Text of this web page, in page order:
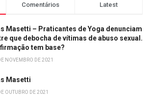
Comentários Latest
Masetti – Praticantes de Yoga denunciam
que debocha de vítimas de abuso sexual.
tem base?
NOVEMBRO DE 2021
Masetti
OUTUBRO DE 2021